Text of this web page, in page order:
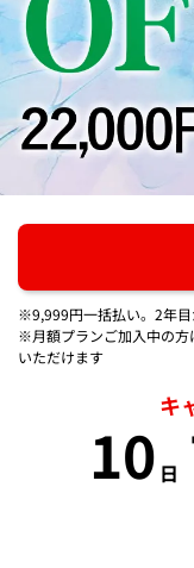
※9,999円一括払い。2年目
※月額プランご加入中の方
いただけます
キ
10 日